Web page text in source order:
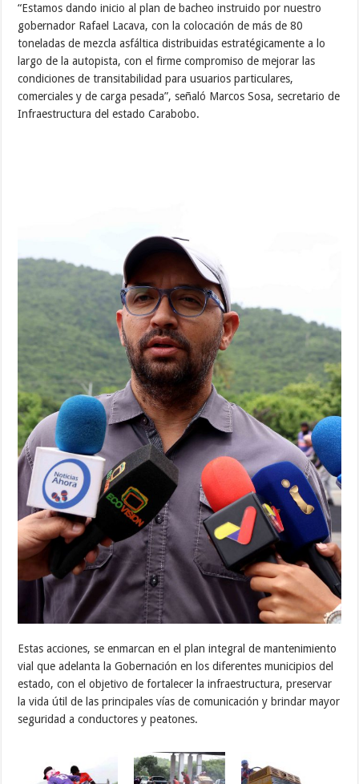
“Estamos dando inicio al plan de bacheo instruido por nuestro
gobernador Rafael Lacava, con la colocación de más de 80
toneladas de mezcla asfáltica distribuidas estratégicamente a lo
largo de la autopista, con el firme compromiso de mejorar las
condiciones de transitabilidad para usuarios particulares,
comerciales y de carga pesada”, señaló Marcos Sosa, secretario de
Infraestructura del estado Carabobo.
Estas acciones, se enmarcan en el plan integral de mantenimiento
vial que adelanta la Gobernación en los diferentes municipios del
estado, con el objetivo de fortalecer la infraestructura, preservar
la vida útil de las principales vías de comunicación y brindar mayor
seguridad a conductores y peatones.